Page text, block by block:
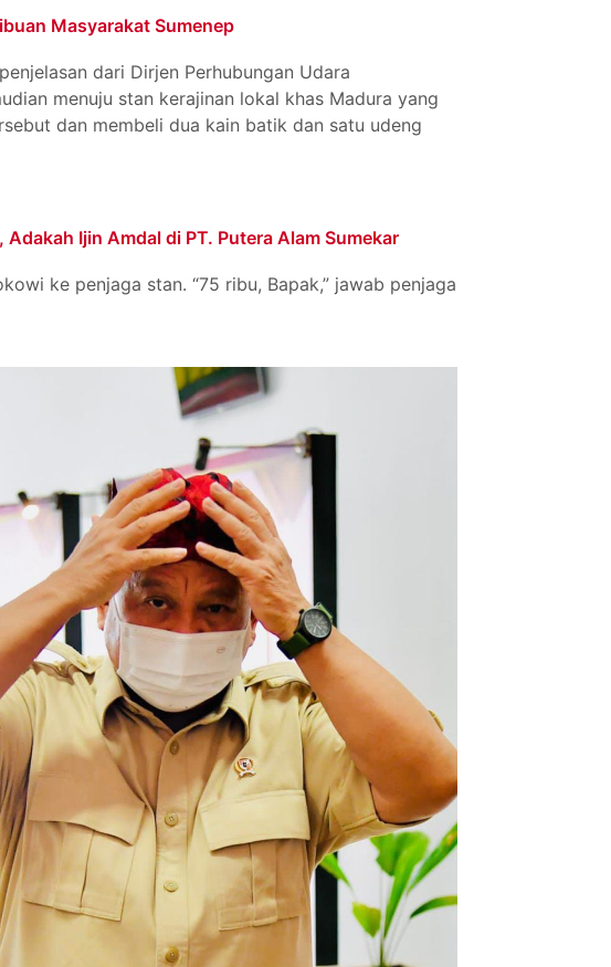
Masyarakat Sumenep
dari Dirjen Perhubungan Udara
menuju stan kerajinan lokal khas Madura yang
dan membeli dua kain batik dan satu udeng
Ijin Amdal di PT. Putera Alam Sumekar
ke penjaga stan. “75 ribu, Bapak,” jawab penjaga